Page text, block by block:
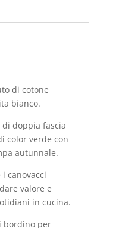
di cotone
bianco.
di doppia fascia
color verde con
autunnale.
canovacci
valore e
in cucina.
bordino per